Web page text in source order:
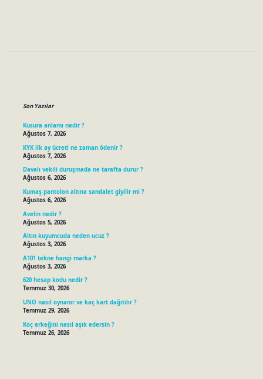
Son Yazılar
Kusura anlamı nedir ?
Ağustos 7, 2026
KYK ilk ay ücreti ne zaman ödenir ?
Ağustos 7, 2026
Davalı vekili duruşmada ne tarafta durur ?
Ağustos 6, 2026
Kumaş pantolon altına sandalet giyilir mi ?
Ağustos 6, 2026
Avelin nedir ?
Ağustos 5, 2026
Altın kuyumcuda neden ucuz ?
Ağustos 3, 2026
A101 tekne hangi marka ?
Ağustos 3, 2026
620 hesap kodu nedir ?
Temmuz 30, 2026
UNO nasıl oynanır ve kaç kart dağıtılır ?
Temmuz 29, 2026
Koç erkeğini nasıl aşık edersin ?
Temmuz 26, 2026